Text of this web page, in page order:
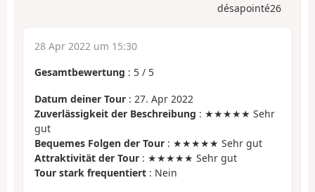
désapointé26
28 Apr 2022 um 15:30
Gesamtbewertung : 5 / 5
Datum deiner Tour : 27. Apr 2022
Zuverlässigkeit der Beschreibung : ★★★★★ Sehr
gut
Bequemes Folgen der Tour : ★★★★★ Sehr gut
Attraktivität der Tour : ★★★★★ Sehr gut
Tour stark frequentiert : Nein